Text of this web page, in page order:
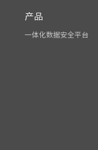
产品
一体化数据安全平台